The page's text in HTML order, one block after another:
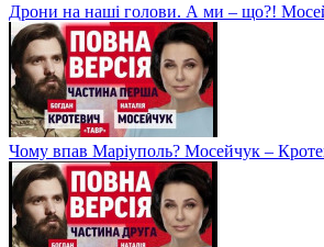
Дрони на наші голови. А ми – що?!
Чому впав Маріуполь? Мосейчук –